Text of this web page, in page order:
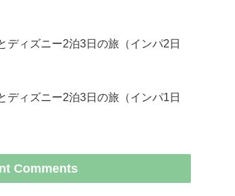
ディズニー2泊3日の旅（インパ2日
ディズニー2泊3日の旅（インパ1日
Comments